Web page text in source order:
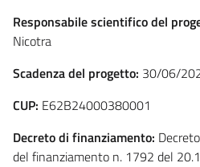
Responsabile scientifico del
Nicotra
Scadenza del progetto: 30/06/
CUP: E62B24000380001
Decreto di finanziamento:
del finanziamento n. 1792 del